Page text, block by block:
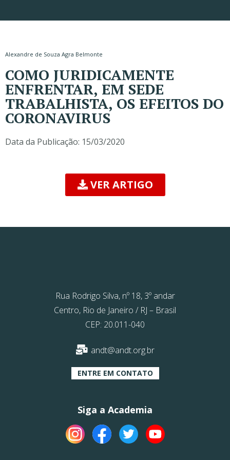
Alexandre de Souza Agra Belmonte
COMO JURIDICAMENTE
ENFRENTAR, EM SEDE
TRABALHISTA, OS EFEITOS DO
CORONAVIRUS
Data da Publicação: 15/03/2020
VER ARTIGO
Rua Rodrigo Silva, nº 18, 3º andar
Centro, Rio de Janeiro / RJ – Brasil
CEP: 20.011-040
andt@andt.org.br
ENTRE EM CONTATO
Siga a Academia